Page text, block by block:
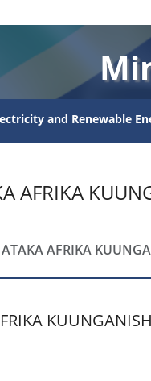
and Renewable
AFRIKA
AFRIKA